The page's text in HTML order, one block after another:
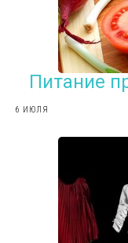
Питание
6 ИЮЛЯ